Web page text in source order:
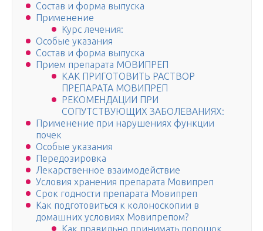
Состав и форма выпуска
Применение
Курс лечения:
Особые указания
Состав и форма выпуска
Прием препарата МОВИПРЕП
КАК ПРИГОТОВИТЬ РАСТВОР
ПРЕПАРАТА МОВИПРЕП
РЕКОМЕНДАЦИИ ПРИ
СОПУТСТВУЮЩИХ ЗАБОЛЕВАНИЯХ:
Применение при нарушениях функции
почек
Особые указания
Передозировка
Лекарственное взаимодействие
Условия хранения препарата Мовипреп
Срок годности препарата Мовипреп
Как подготовиться к колоноскопии в
домашних условиях Мовипрепом?
Как правильно принимать порошок,